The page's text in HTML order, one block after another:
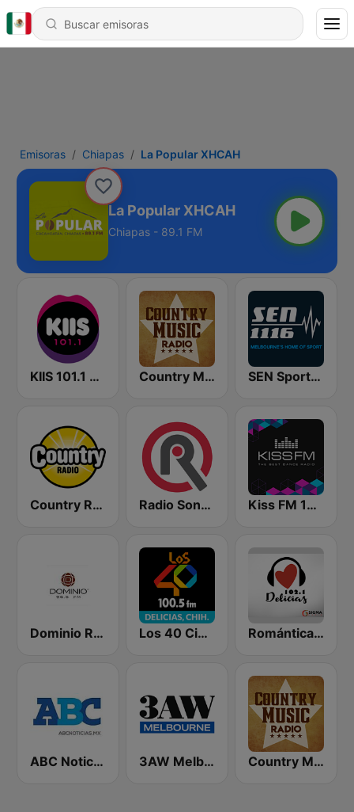
Emisoras Chiapas La Popular XHCAH
La Popular XHCAH
Chiapas - 89.1 FM
KIIS 101.1 Melbourne Country Music Radio - Classic Country SEN Sports 1116 AM
Country Radio Radio Sonora Kiss FM 106.5 (Кисc ФМ)
Dominio Radio 96.5 FM Los 40 Ciudad Delicias Romántica 102.1 FM Delicias
ABC Noticias 3AW Melbourne Country Music Radio - Country Mix